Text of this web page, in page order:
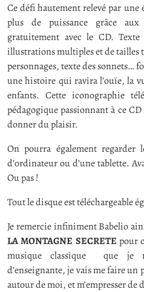
Ce défi hautement relevé par
plus de puissance grâce aux
gratuitement avec le CD.
illustrations multiples et de tailles
personnages, texte des sonnets…
une histoire qui ravira l’ouïe, la
enfants. Cette iconographie
pédagogique passionnant à ce
donner du plaisir.
On pourra également
d’ordinateur ou d’une tablette.
Ou pas !
Tout le disque est téléchargeable
Je remercie infiniment Babelio
LA MONTAGNE SECRETE pour
musique classique que je
d’enseignante, je vais me faire
autour de moi, et m’empresser de